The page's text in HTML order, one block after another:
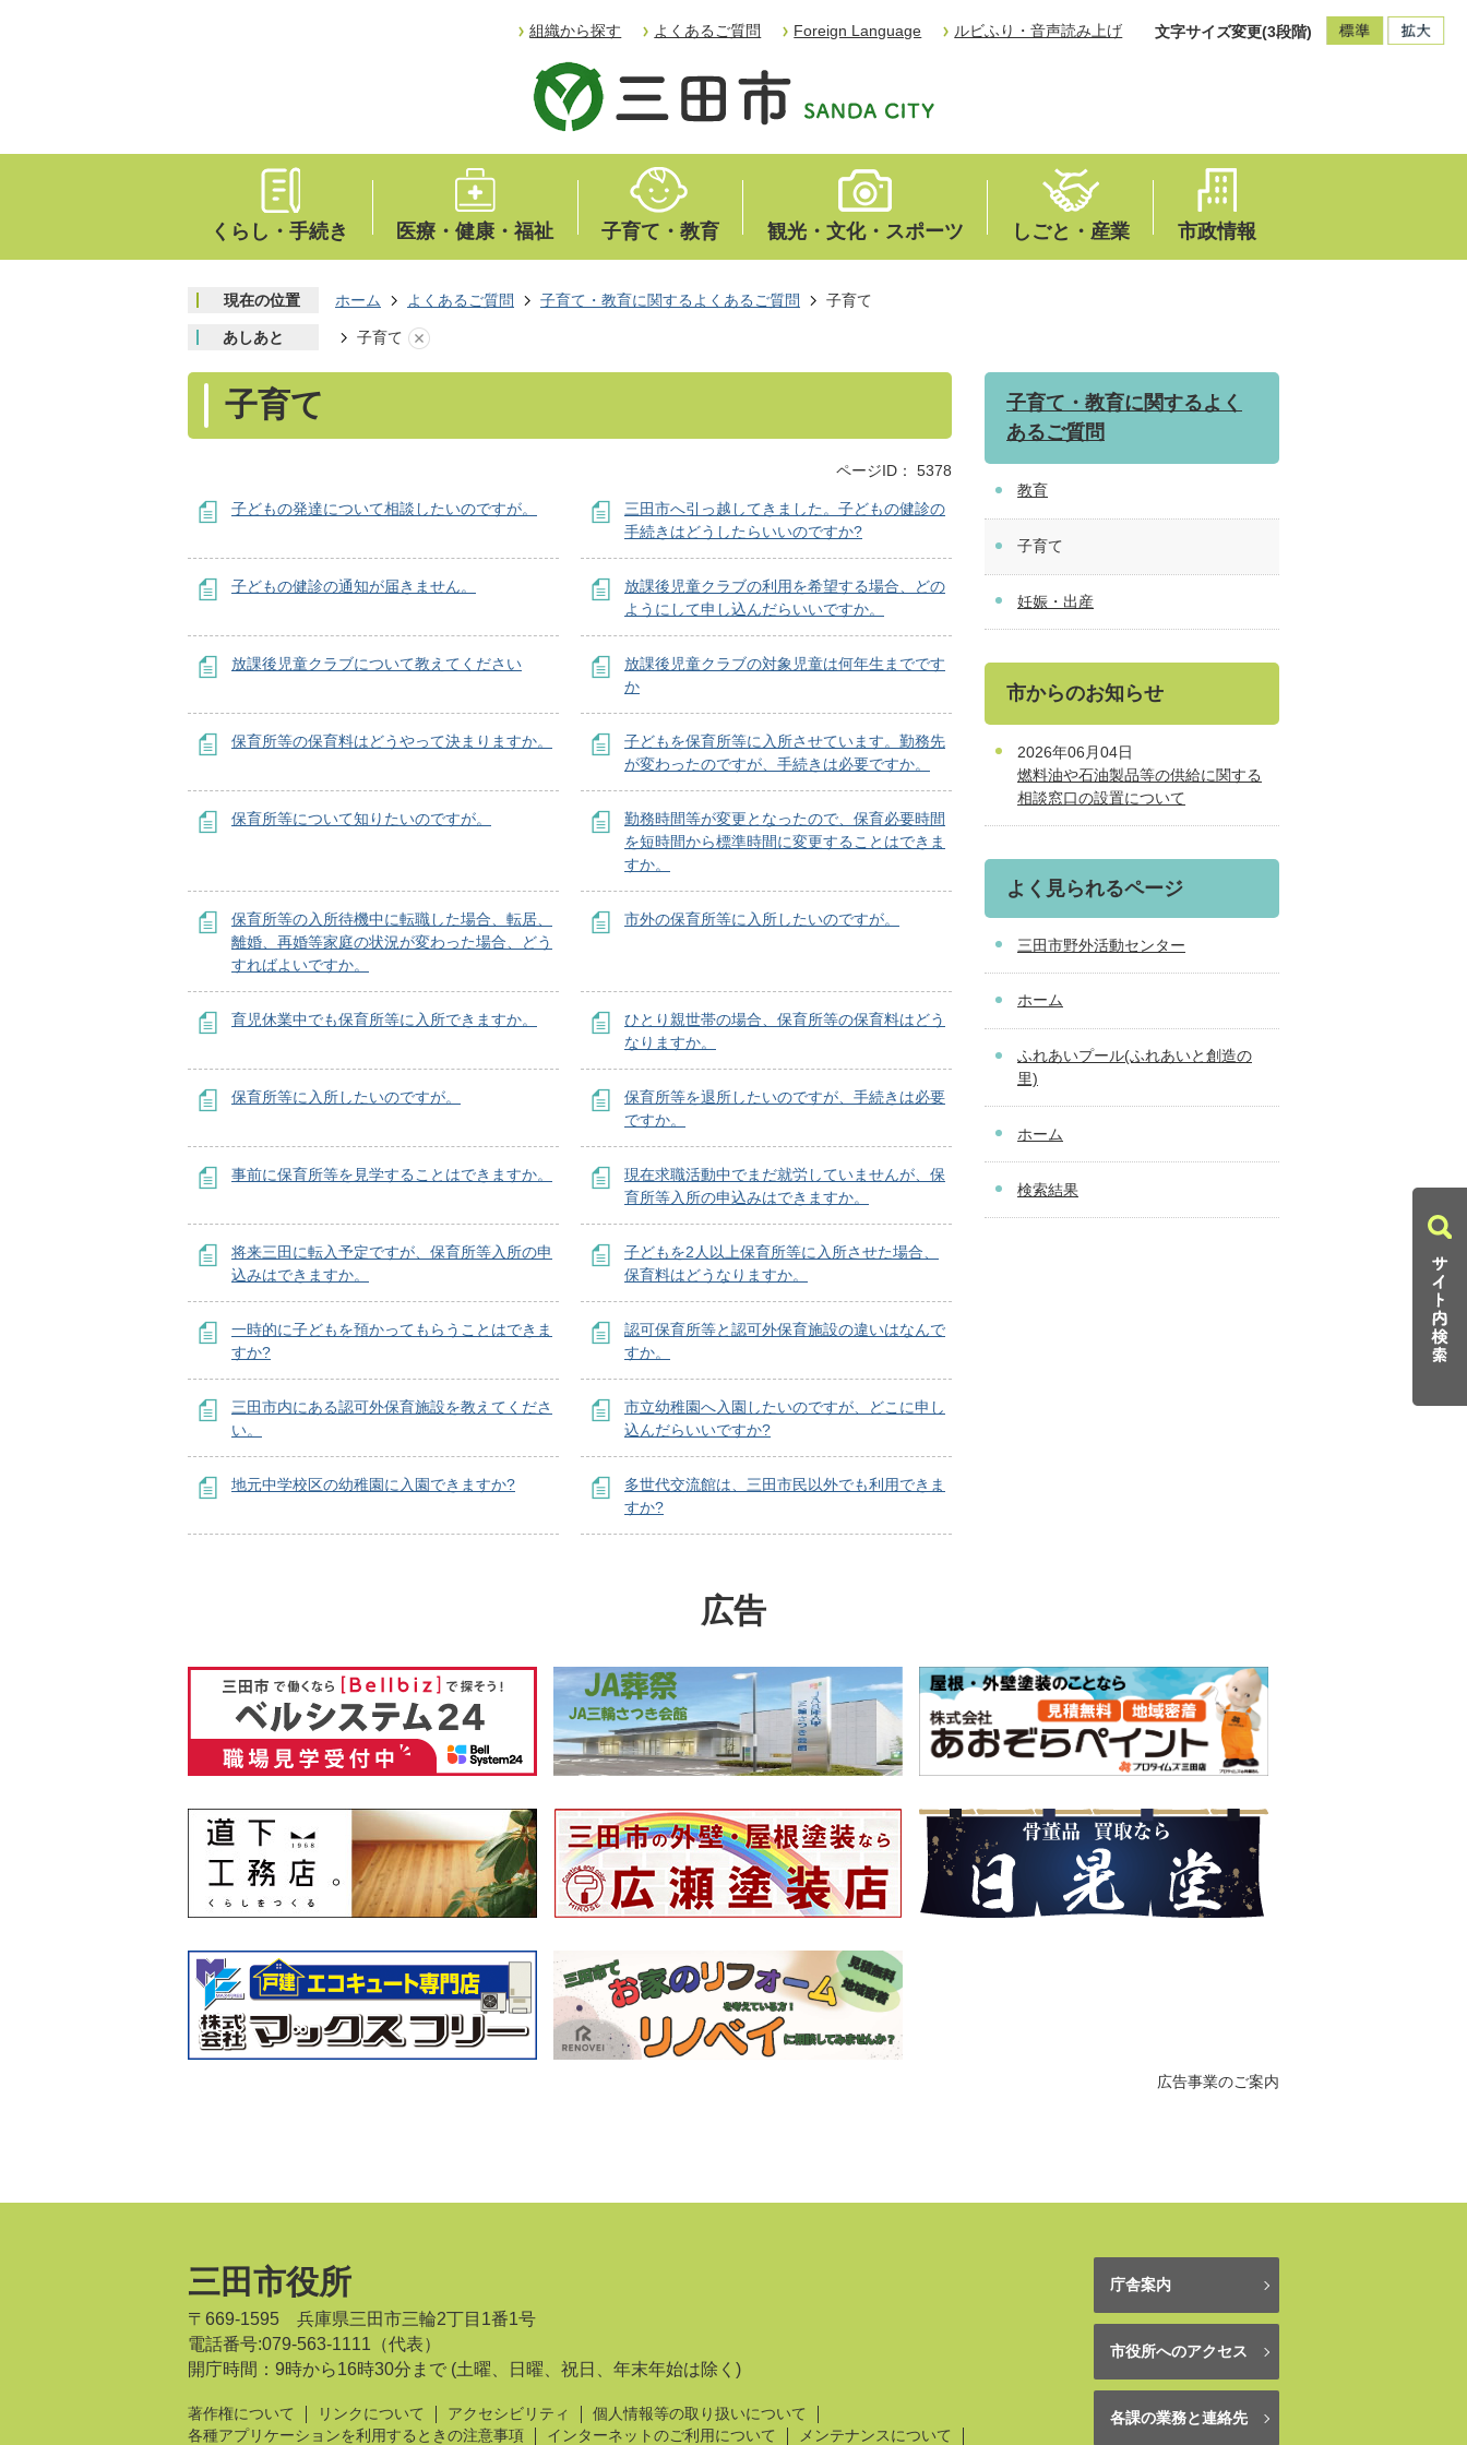
組織から探す よくあるご質問 Foreign Language ルビふり・音声読み上げ 文字サイズ変更(3段階)
くらし・手続き 医療・健康・福祉 子育て・教育 観光・文化・スポーツ しごと・産業 市政情報
現在の位置 ホーム よくあるご質問 子育て・教育に関するよくあるご質問 子育て
あしあと 子育て
子育て
ページID： 5378
子どもの発達について相談したいのですが。
三田市へ引っ越してきました。子どもの健診の
手続きはどうしたらいいのですか?
子どもの健診の通知が届きません。
放課後児童クラブの利用を希望する場合、どの
ようにして申し込んだらいいですか。
放課後児童クラブについて教えてください
放課後児童クラブの対象児童は何年生までです
か
保育所等の保育料はどうやって決まりますか。
子どもを保育所等に入所させています。勤務先
が変わったのですが、手続きは必要ですか。
保育所等について知りたいのですが。
勤務時間等が変更となったので、保育必要時間
を短時間から標準時間に変更することはできま
すか。
保育所等の入所待機中に転職した場合、転居、
離婚、再婚等家庭の状況が変わった場合、どう
すればよいですか。
市外の保育所等に入所したいのですが。
育児休業中でも保育所等に入所できますか。
ひとり親世帯の場合、保育所等の保育料はどう
なりますか。
保育所等に入所したいのですが。
保育所等を退所したいのですが、手続きは必要
ですか。
事前に保育所等を見学することはできますか。
現在求職活動中でまだ就労していませんが、保
育所等入所の申込みはできますか。
将来三田に転入予定ですが、保育所等入所の申
込みはできますか。
子どもを2人以上保育所等に入所させた場合、
保育料はどうなりますか。
一時的に子どもを預かってもらうことはできま
すか?
認可保育所等と認可外保育施設の違いはなんで
すか。
三田市内にある認可外保育施設を教えてくださ
い。
市立幼稚園へ入園したいのですが、どこに申し
込んだらいいですか?
地元中学校区の幼稚園に入園できますか?
多世代交流館は、三田市民以外でも利用できま
すか?
子育て・教育に関するよく
あるご質問
教育
子育て
妊娠・出産
市からのお知らせ
2026年06月04日
燃料油や石油製品等の供給に関する
相談窓口の設置について
よく見られるページ
三田市野外活動センター
ホーム
ふれあいプール(ふれあいと創造の
里)
ホーム
検索結果
広告
広告事業のご案内
三田市役所
〒669-1595 兵庫県三田市三輪2丁目1番1号
電話番号:079-563-1111（代表）
開庁時間：9時から16時30分まで (土曜、日曜、祝日、年末年始は除く)
著作権について リンクについて アクセシビリティ
個人情報等の取り扱いについて
各種アプリケーションを利用するときの注意事項
インターネットのご利用について メンテナンスについて
庁舎案内
市役所へのアクセス
各課の業務と連絡先